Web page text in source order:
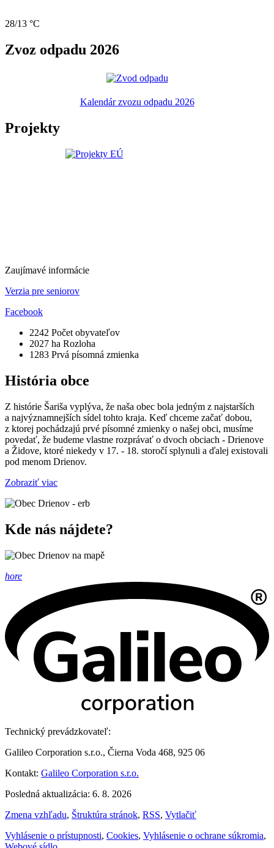
28/13 °C
Zvoz odpadu 2026
Kalendár zvozu odpadu 2026
Projekty
Zaujímavé informácie
Verzia pre seniorov
Facebook
2242 Počet obyvateľov
2027 ha Rozloha
1283 Prvá písomná zmienka
História obce
Z histórie Šariša vyplýva, že naša obec bola jedným z najstarších
a najvýznamnejších sídel tohto kraja. Keď chceme začať dobou,
z ktorej pochádzajú prvé písomné zmienky o našej obci, musíme
povedať, že budeme vlastne rozprávať o dvoch obciach - Drienove
a Židove, ktoré niekedy v 17. - 18. storočí splynuli a ďalej existovali
pod menom Drienov.
Zobraziť viac
Kde nás nájdete?
hore
Technický prevádzkovateľ:
Galileo Corporation s.r.o., Čierna Voda 468, 925 06
Kontakt: Galileo Corporation s.r.o.
Posledná aktualizácia: 6. 8. 2026
Zmena vzhľadu, Štruktúra stránok, RSS, Vytlačiť
Vyhlásenie o prístupnosti, Cookies, Vyhlásenie o ochrane súkromia,